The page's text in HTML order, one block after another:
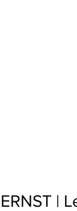
ERNST |